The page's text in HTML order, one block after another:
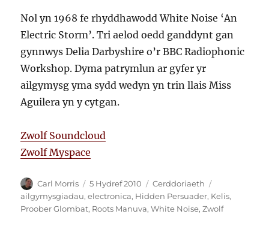
Nol yn 1968 fe rhyddhawodd White Noise ‘An
Electric Storm’. Tri aelod oedd ganddynt gan
gynnwys Delia Darbyshire o’r BBC Radiophonic
Workshop. Dyma patrymlun ar gyfer yr
ailgymysg yma sydd wedyn yn trin llais Miss
Aguilera yn y cytgan.
Zwolf Soundcloud
Zwolf Myspace
Awdur
Carl Morris
Cofnodwyd
ar
5 Hydref 2010 Categorïau
Cerddoriaeth
ailgymysgiadau,electronica, Hidden Persuader, Kelis,
Proober Glombat, Roots Manuva,White Noise,Zwolf